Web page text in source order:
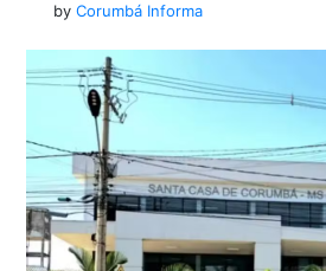
by Corumbá Informa